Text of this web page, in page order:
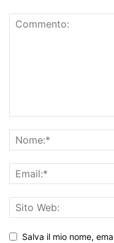
Salva il mio nome,